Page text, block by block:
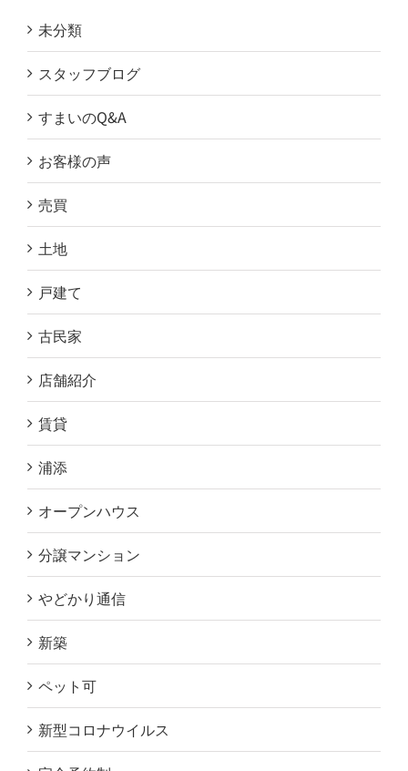
未分類
スタッフブログ
すまいのQ&A
お客様の声
売買
土地
戸建て
古民家
店舗紹介
賃貸
浦添
オープンハウス
分譲マンション
やどかり通信
新築
ペット可
新型コロナウイルス